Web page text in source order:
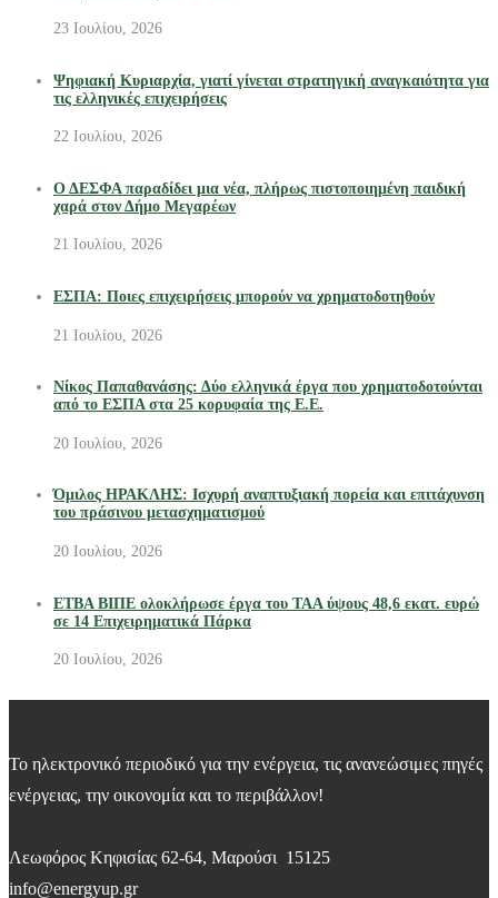
23 Ιουλίου, 2026
Ψηφιακή Κυριαρχία, γιατί γίνεται στρατηγική αναγκαιότητα για
τις ελληνικές επιχειρήσεις
22 Ιουλίου, 2026
Ο ΔΕΣΦΑ παραδίδει μια νέα, πλήρως πιστοποιημένη παιδική
χαρά στον Δήμο Μεγαρέων
21 Ιουλίου, 2026
ΕΣΠΑ: Ποιες επιχειρήσεις μπορούν να χρηματοδοτηθούν
21 Ιουλίου, 2026
Νίκος Παπαθανάσης: Δύο ελληνικά έργα που χρηματοδοτούνται
από το ΕΣΠΑ στα 25 κορυφαία της Ε.Ε.
20 Ιουλίου, 2026
Όμιλος ΗΡΑΚΛΗΣ: Ισχυρή αναπτυξιακή πορεία και επιτάχυνση
του πράσινου μετασχηματισμού
20 Ιουλίου, 2026
ΕΤΒΑ ΒΙΠΕ ολοκλήρωσε έργα του ΤΑΑ ύψους 48,6 εκατ. ευρώ
σε 14 Επιχειρηματικά Πάρκα
20 Ιουλίου, 2026
Το ηλεκτρονικό περιοδικό για την ενέργεια, τις ανανεώσιμες πηγές
ενέργειας, την οικονομία και το περιβάλλον!
Λεωφόρος Κηφισίας 62-64, Μαρούσι 15125
info@energyup.gr